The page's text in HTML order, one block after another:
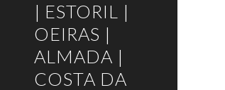
| ESTORIL |
OEIRAS |
ALMADA |
COSTA DA